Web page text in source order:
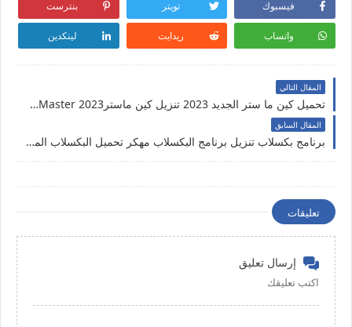
فيسبوك تويتر بنترست
واتساب ريدايت لينكدين
المقال التالي
تحميل كين ما ستر الجديد 2023 تنزيل كين ماسترKineMaster 2023 تحميل كين ماستر مهكر تنزيل كين ماستر الحائطي تحميل كين مستر 2023 اخر اصدار تنزيل برنامج كين ماستر مدفوع تنزيل كين ماستر KineMaster مهكر تنزيل كين ماستر اخر اصدار تنزيل كين ماستر الجديد كين ماستر الجديد اخر اصدار 2023 تنزيل كين ماستر بدون علامة مائية 2023 تحميل كين ماستر 2023 تنزيل كين ماستر 2023 تنزيل كين ماستر 2023
المقال السابق
برنامج بكسلاب تنزيل برنامج البكسلاب مهكر تحميل البكسلاب المهكر افضل برنامج محرر الصور بالهاتف بكسلاب مهكر برنامج البكسلاب مدفوع برنامج البكسلاب مهكر تحميل برنامج البكسلاب اخر اصدار 2023 برنامج البكسلاب 2023
تعليقات
إرسال تعليق
اكتب تعليقك